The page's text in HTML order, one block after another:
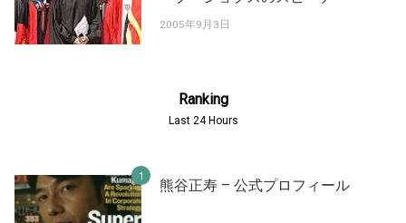
2005年9月3日
Ranking
Last 24 Hours
熊谷正寿 – 公式プロフィール